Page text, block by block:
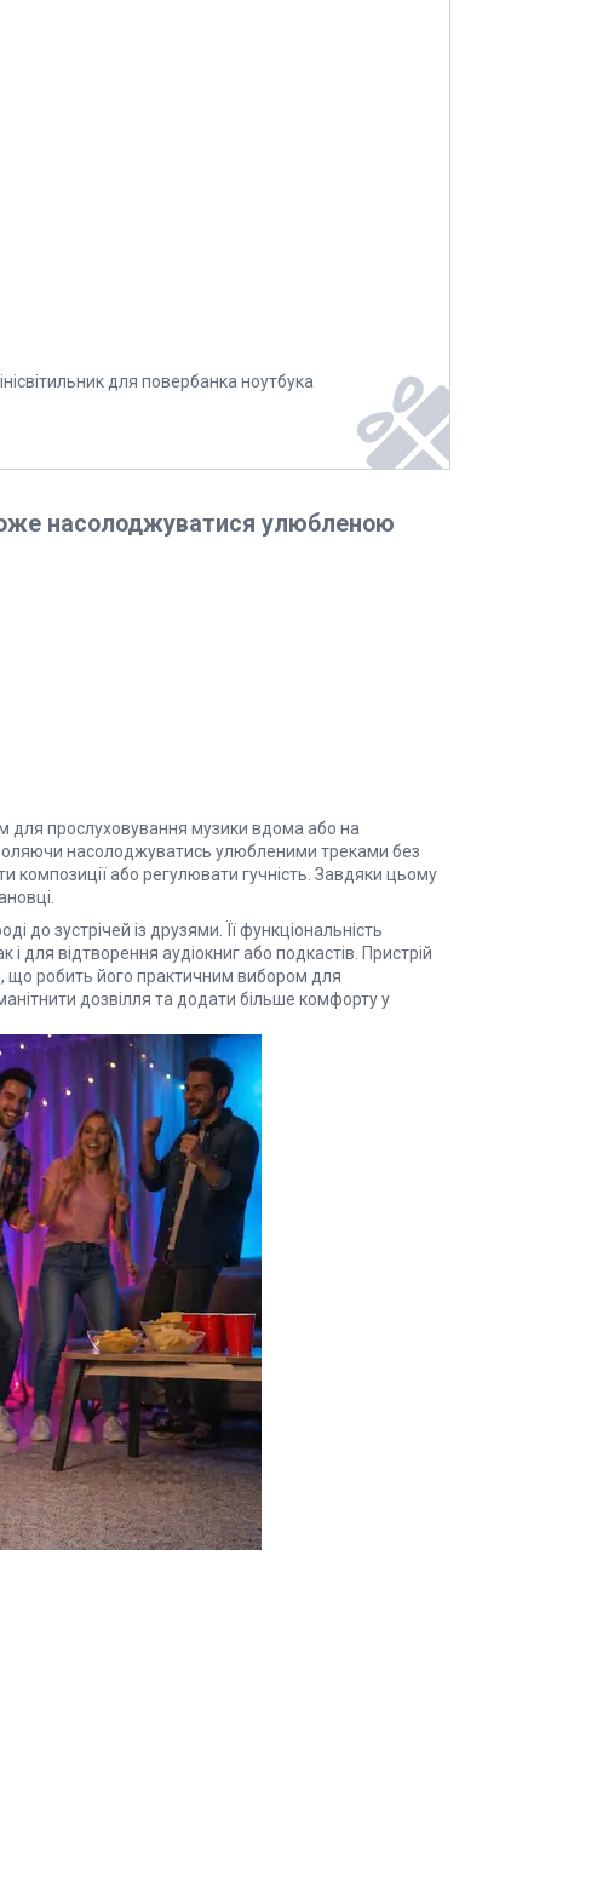
для повербанка ноутбука
насолоджуватися улюбленою
для прослуховування музики вдома або на
насолоджуватись улюбленими треками без
або регулювати гучність. Завдяки цьому
до зустрічей із друзями. Її функціональність
для відтворення аудіокниг або подкастів. Пристрій
що робить його практичним вибором для
дозвілля та додати більше комфорту у